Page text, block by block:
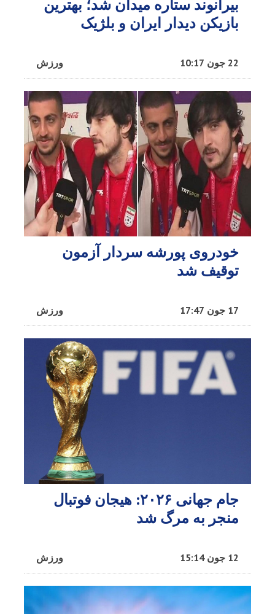
بیرانوند ستاره میدان شد؛ بهترین
بازیکن دیدار ایران و بلژیک
ورزش 22 جون 10:17
خودروی پورشه سردار آزمون
توقیف شد
ورزش 17 جون 17:47
جام جهانی ۲۰۲۶: هیجان فوتبال
منجر به مرگ شد
ورزش 12 جون 15:14